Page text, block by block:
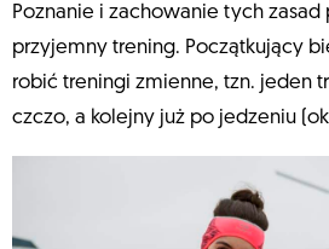
Poznanie i zachowanie tych
przyjemny trening. Początkujący
robić treningi zmienne, tzn. jeden
czczo, a kolejny już po jedzeniu